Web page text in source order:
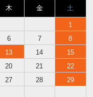
木 金 土
1
6 7
8
13 14
15
20 21
22
27 28
29